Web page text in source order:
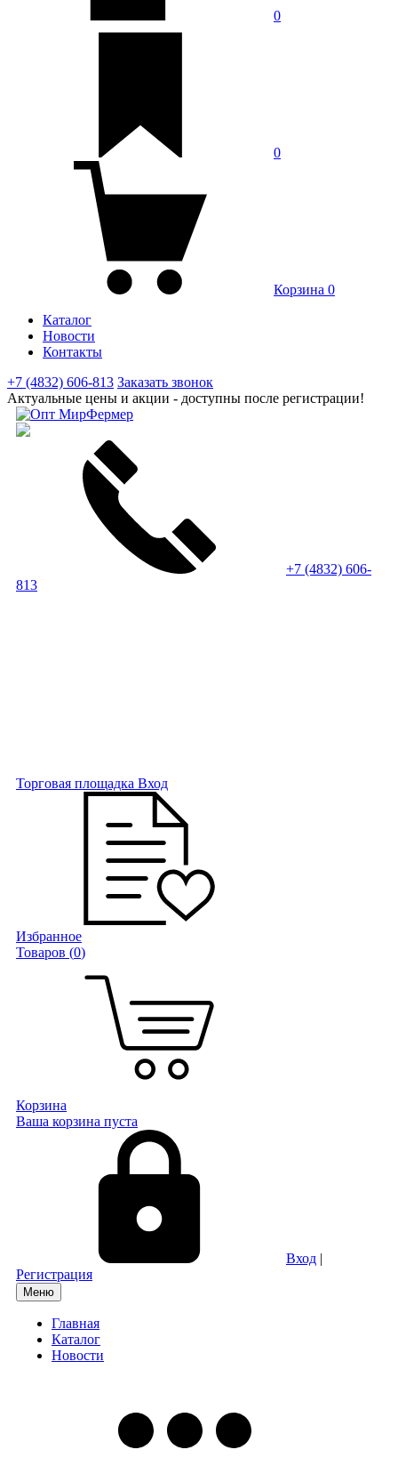
0
0
Корзина 0
Каталог
Новости
Контакты
+7 (4832) 606-813 Заказать звонок
Актуальные цены и акции - доступны после регистрации!
+7 (4832) 606-
813
Торговая площадка Вход
Избранное
Товаров (0)
Корзина
Ваша корзина пуста
Вход |
Регистрация
Меню
Главная
Каталог
Новости